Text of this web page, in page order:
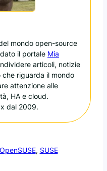
mondo open-source
il portale Mia
articoli, notizie
riguarda il mondo
attenzione alle
HA e cloud.
dal 2009.
OpenSUSE, SUSE